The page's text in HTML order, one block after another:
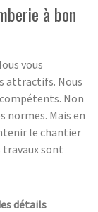
à bon
vous
attractifs. Nous
Non
normes. Mais en
le chantier
sont
détails